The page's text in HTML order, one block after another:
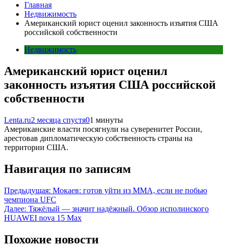
Главная
Недвижимость
Американский юрист оценил законность изъятия США
российской собственности
Недвижимость
Американский юрист оценил
законность изъятия США российской
собственности
Lenta.ru2 месяца спустя01 минуты
Американские власти посягнули на суверенитет России,
арестовав дипломатическую собственность страны на
территории США.
Навигация по записям
Предыдущая: Мокаев: готов уйти из MMA, если не побью
чемпиона UFC
Далее: Тяжёлый — значит надёжный. Обзор исполинского
HUAWEI nova 15 Max
Похожие новости